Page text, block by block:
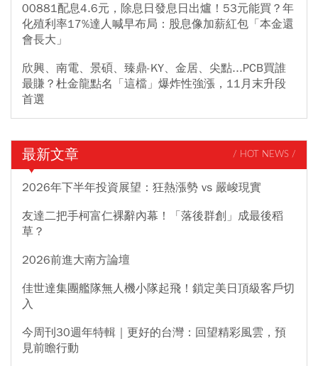
00881配息4.6元，除息日發息日出爐！53元能買？年
化殖利率17%達人喊早布局：股息像加薪紅包「本金還
會長大」
欣興、南電、景碩、臻鼎-KY、金居、尖點...PCB買誰
最賺？杜金龍點名「這檔」爆炸性強漲，11月末升段
首選
最新文章 / HOT NEWS /
2026年下半年投資展望：狂熱漲勢 vs 嚴峻現實
友達二把手柯富仁裸辭內幕！「落後群創」成最後稻
草？
2026前進大南方論壇
佳世達集團艦隊無人機小隊起飛！鎖定美日頂級客戶切
入
今周刊30週年特輯｜更好的台灣：回望精彩風雲，預
見前瞻行動